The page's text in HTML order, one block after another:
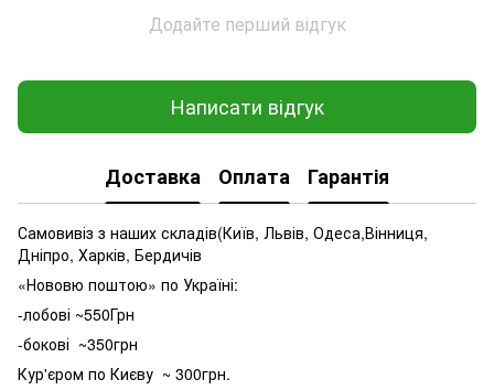
Додайте перший відгук
Написати відгук
Доставка Оплата Гарантія
Самовивіз з наших складів(Київ, Львів, Одеса,Вінниця,
Дніпро, Харків, Бердичів
«Нововю поштою» по Україні:
-лобові ~550Грн
-бокові ~350грн
Кур'єром по Києву ~ 300грн.